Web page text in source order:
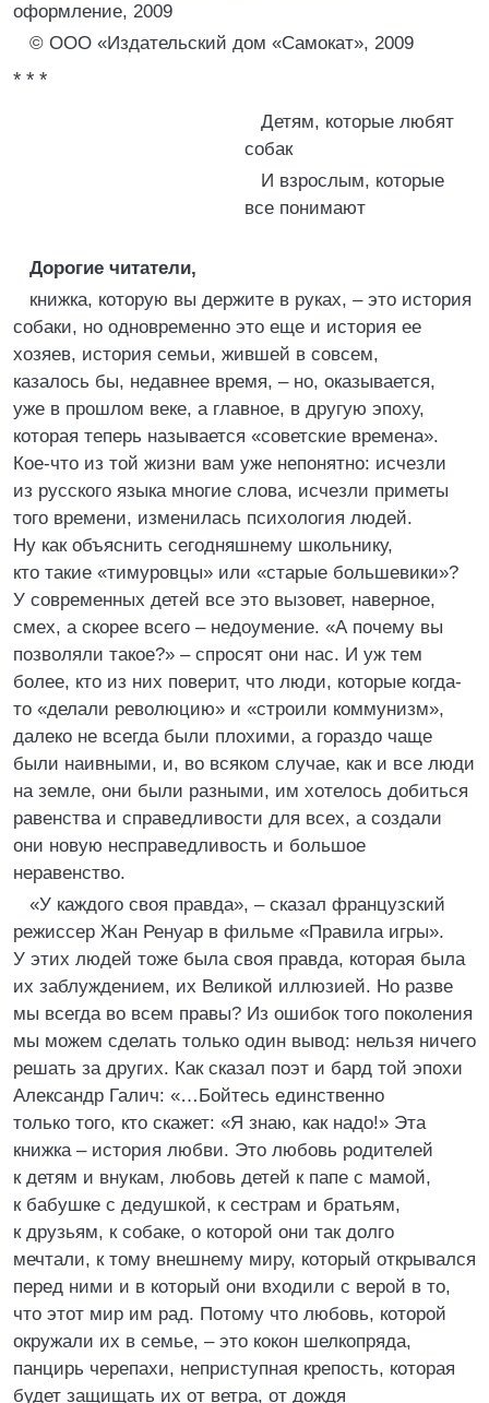
оформление, 2009
© ООО «Издательский дом «Самокат», 2009
* * *
Детям, которые любят
собак
И взрослым, которые
все понимают
Дорогие читатели,
книжка, которую вы держите в руках, – это история
собаки, но одновременно это еще и история ее
хозяев, история семьи, жившей в совсем,
казалось бы, недавнее время, – но, оказывается,
уже в прошлом веке, а главное, в другую эпоху,
которая теперь называется «советские времена».
Кое-что из той жизни вам уже непонятно: исчезли
из русского языка многие слова, исчезли приметы
того времени, изменилась психология людей.
Ну как объяснить сегодняшнему школьнику,
кто такие «тимуровцы» или «старые большевики»?
У современных детей все это вызовет, наверное,
смех, а скорее всего – недоумение. «А почему вы
позволяли такое?» – спросят они нас. И уж тем
более, кто из них поверит, что люди, которые когда-
то «делали революцию» и «строили коммунизм»,
далеко не всегда были плохими, а гораздо чаще
были наивными, и, во всяком случае, как и все люди
на земле, они были разными, им хотелось добиться
равенства и справедливости для всех, а создали
они новую несправедливость и большое
неравенство.
«У каждого своя правда», – сказал французский
режиссер Жан Ренуар в фильме «Правила игры».
У этих людей тоже была своя правда, которая была
их заблуждением, их Великой иллюзией. Но разве
мы всегда во всем правы? Из ошибок того поколения
мы можем сделать только один вывод: нельзя ничего
решать за других. Как сказал поэт и бард той эпохи
Александр Галич: «…Бойтесь единственно
только того, кто скажет: «Я знаю, как надо!» Эта
книжка – история любви. Это любовь родителей
к детям и внукам, любовь детей к папе с мамой,
к бабушке с дедушкой, к сестрам и братьям,
к друзьям, к собаке, о которой они так долго
мечтали, к тому внешнему миру, который открывался
перед ними и в который они входили с верой в то,
что этот мир им рад. Потому что любовь, которой
окружали их в семье, – это кокон шелкопряда,
панцирь черепахи, неприступная крепость, которая
будет защищать их от ветра, от дождя